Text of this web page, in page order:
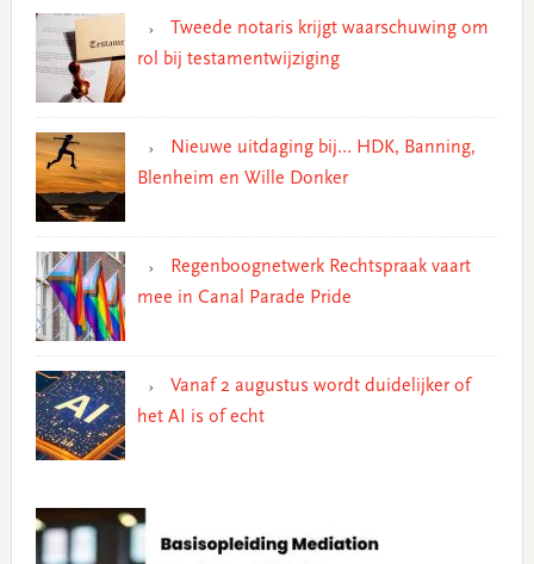
Tweede notaris krijgt waarschuwing om
rol bij testamentwijziging
Nieuwe uitdaging bij… HDK, Banning,
Blenheim en Wille Donker
Regenboognetwerk Rechtspraak vaart
mee in Canal Parade Pride
Vanaf 2 augustus wordt duidelijker of
het AI is of echt